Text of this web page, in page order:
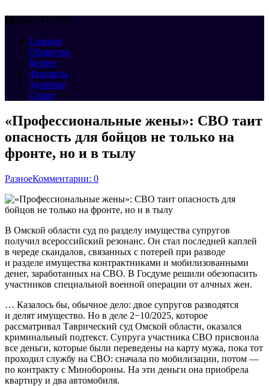
НОВОСТИ 360
Меню
Главная
Общество
Бизнес
Финансы
Здоровье
Спорт
«Профессиональные жены»: СВО таит
опасность для бойцов не только на
фронте, но и в тылу
РазноеКомментарии: 0
В Омской области суд по разделу имущества супругов
получил всероссийский резонанс. Он стал последней каплей
в череде скандалов, связанных с потерей при разводе
и разделе имущества контрактниками и мобилизованными
денег, заработанных на СВО. В Госдуме решили обезопасить
участников специальной военной операции от алчных жен.
… Казалось бы, обычное дело: двое супругов разводятся
и делят имущество. Но в деле 2−10/2025, которое
рассматривал Таврический суд Омской области, оказался
криминальный подтекст. Супруга участника СВО присвоила
все деньги, которые были переведены на карту мужа, пока тот
проходил службу на СВО: сначала по мобилизации, потом —
по контракту с Минобороны. На эти деньги она приобрела
квартиру и два автомобиля.